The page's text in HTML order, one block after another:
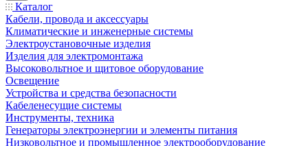
Каталог
Кабели, провода и аксессуары
Климатические и инженерные системы
Электроустановочные изделия
Изделия для электромонтажа
Высоковольтное и щитовое оборудование
Освещение
Устройства и средства безопасности
Кабеленесущие системы
Инструменты, техника
Генераторы электроэнергии и элементы питания
Низковольтное и промышленное электрооборудование